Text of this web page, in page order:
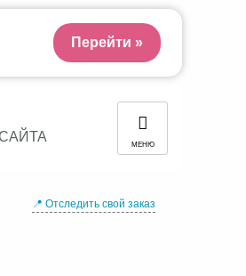
МЕНЮ
📍 Отследить свой заказ
Перейти »